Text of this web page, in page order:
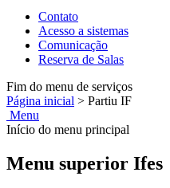
Contato
Acesso a sistemas
Comunicação
Reserva de Salas
Fim do menu de serviços
Página inicial > Partiu IF
Menu
Início do menu principal
Menu superior Ifes